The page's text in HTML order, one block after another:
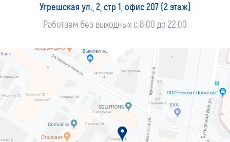
Угрешская ул., 2, стр 1, офис 207 (2 этаж)
Работаем без выходных с 8:00 до 22:00